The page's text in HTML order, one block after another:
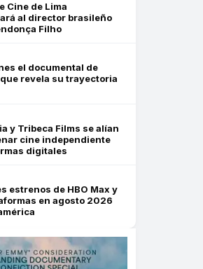
Cine de Lima
al director brasileño
Filho
el documental de
que revela su trayectoria
y Tribeca Films se alían
cine independiente
digitales
estrenos de HBO Max y
en agosto 2026